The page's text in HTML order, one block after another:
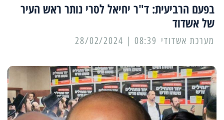
בפעם הרביעית: ד"ר יחיאל לסרי נותר ראש העיר
של אשדוד
מערכת אשדודי 08:39 | 28/02/2024